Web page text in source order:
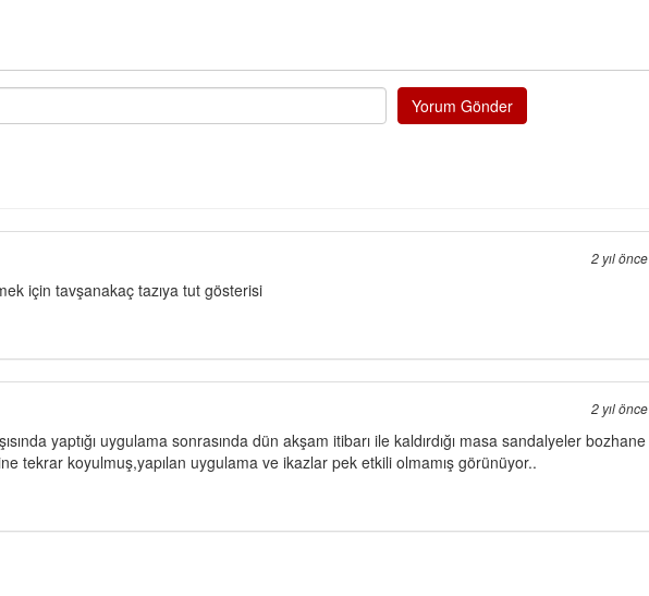
Yorum Gönder
2 yıl önce
için tavşanakaç tazıya tut gösterisi
2 yıl önce
yaptığı uygulama sonrasında dün akşam itibarı ile kaldırdığı masa sandalyeler bozhane
tekrar koyulmuş,yapılan uygulama ve ikazlar pek etkili olmamış görünüyor..